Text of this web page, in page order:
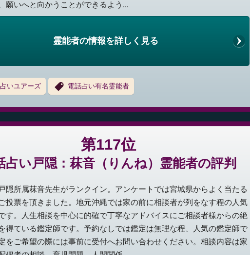
願いへと向かうことができるよう...
霊能者の情報を詳しく見る
いユアーズ 電話占い有名霊能者
第117位
占い戸隠：菻音（りんね）霊能者の評判
隠所属菻音先生がランクイン。アンケートでは宮城県からよく当たる
投票を頂きました。地元沖縄では家の前に相談者が列をなす程の人気
す。人生相談を中心に的確で丁寧なアドバイスにご相談者様からの絶
得ている鑑定師です。予約なしでは鑑定は無理な程、人気の鑑定師で
をご希望の際には事前に受付へお問い合わせください。相談内容は家